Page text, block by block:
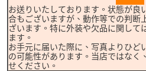
お送りいたしております。状態が良
合もございますが、動作等での判断
ざいます。特に外装や欠品に関して
ます。
お手元に届いた際に、写真よりひど
の可能性があります。当店ではなく
せください。